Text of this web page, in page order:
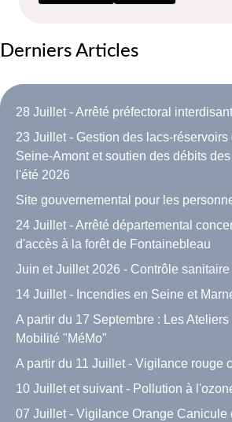
Derniers Articles
28 Juillet - Arrêté préfectoral
23 Juillet - Gestion des lacs-
Seine-Amont et soutien des débits
l'été 2026
Site gouvernemental pour les
24 Juillet - Arrêté départemental
d'accès à la forêt de Fontainebleau
Juin et Juillet 2026 - Contrôle
14 Juillet - Incendies en Seine et
A partir du 17 Septembre : Les
Mobilité "MéMo"
A partir du 11 Juillet - Vigilance rouge
10 Juillet et suivant - Pollution à
07 Juillet - Vigilance Orange Canicule